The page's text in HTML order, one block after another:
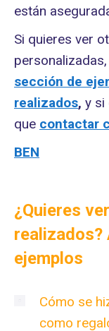
están
Si quieres ver
sección de
realizados, y si
que contactar
BEN
¿Quieres
realizados?
ejemplos
Cómo se
como